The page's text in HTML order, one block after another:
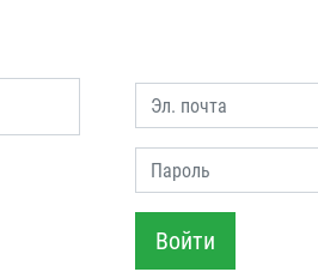
Эл. почта
Пароль
Войти